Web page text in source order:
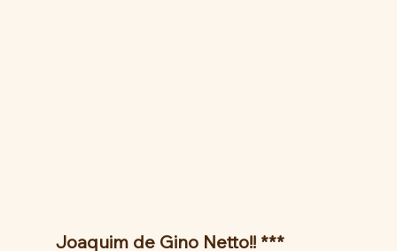
Joaquim de Gino Netto!! ***